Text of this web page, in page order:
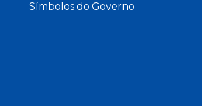
Símbolos do Governo